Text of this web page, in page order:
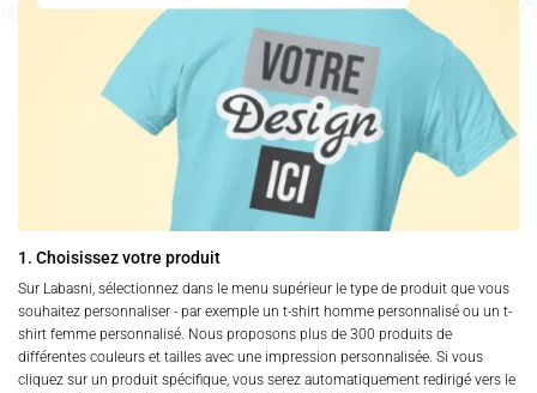
1. Choisissez votre produit
Sur Labasni, sélectionnez dans le menu supérieur le type de produit que vous
souhaitez personnaliser - par exemple un t-shirt homme personnalisé ou un t-
shirt femme personnalisé. Nous proposons plus de 300 produits de
différentes couleurs et tailles avec une impression personnalisée. Si vous
cliquez sur un produit spécifique, vous serez automatiquement redirigé vers le